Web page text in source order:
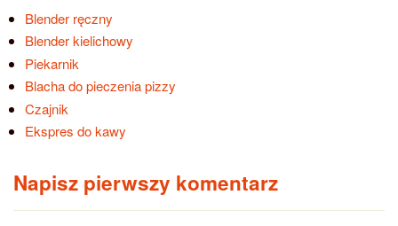
Blender ręczny
Blender kielichowy
Piekarnik
Blacha do pieczenia pizzy
Czajnik
Ekspres do kawy
Napisz pierwszy komentarz